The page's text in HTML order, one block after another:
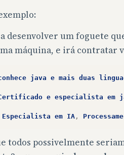
desenvolver um foguete
máquina, e irá contratar
java e mais duas
e especialista em
Especialista em IA ,
todos possivelmente